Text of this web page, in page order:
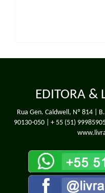
EDITORA &
Rua Gen. Caldwell, Nº 814 |
90130-050 | + 55 (51)